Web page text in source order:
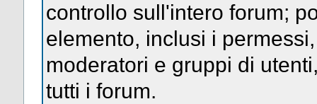
controllo sull'intero forum;
elemento, inclusi i
moderatori e gruppi di
tutti i forum.